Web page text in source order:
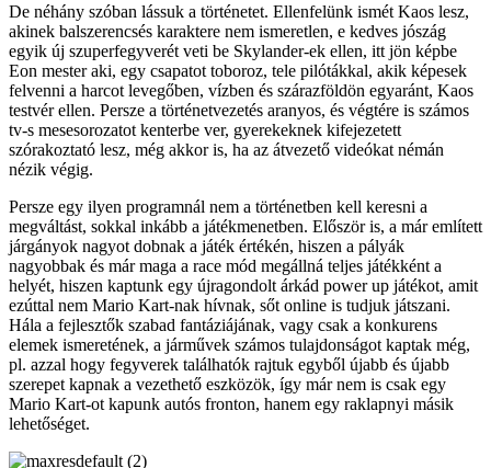
De néhány szóban lássuk a történetet. Ellenfelünk ismét Kaos lesz,
akinek balszerencsés karaktere nem ismeretlen, e kedves jószág
egyik új szuperfegyverét veti be Skylander-ek ellen, itt jön képbe
Eon mester aki, egy csapatot toboroz, tele pilótákkal, akik képesek
felvenni a harcot levegőben, vízben és szárazföldön egyaránt, Kaos
testvér ellen. Persze a történetvezetés aranyos, és végtére is számos
tv-s mesesorozatot kenterbe ver, gyerekeknek kifejezetett
szórakoztató lesz, még akkor is, ha az átvezető videókat némán
nézik végig.
Persze egy ilyen programnál nem a történetben kell keresni a
megváltást, sokkal inkább a játékmenetben. Először is, a már említett
járgányok nagyot dobnak a játék értékén, hiszen a pályák
nagyobbak és már maga a race mód megállná teljes játékként a
helyét, hiszen kaptunk egy újragondolt árkád power up játékot, amit
ezúttal nem Mario Kart-nak hívnak, sőt online is tudjuk játszani.
Hála a fejlesztők szabad fantáziájának, vagy csak a konkurens
elemek ismeretének, a járművek számos tulajdonságot kaptak még,
pl. azzal hogy fegyverek találhatók rajtuk egyből újabb és újabb
szerepet kapnak a vezethető eszközök, így már nem is csak egy
Mario Kart-ot kapunk autós fronton, hanem egy raklapnyi másik
lehetőséget.